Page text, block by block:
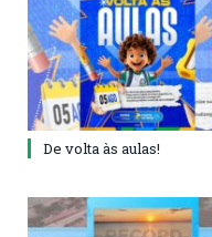
De volta às aulas!